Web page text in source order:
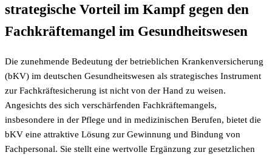
strategische Vorteil im Kampf gegen den
Fachkräftemangel im Gesundheitswesen
Die zunehmende Bedeutung der betrieblichen Krankenversicherung
(bKV) im deutschen Gesundheitswesen als strategisches Instrument
zur Fachkräftesicherung ist nicht von der Hand zu weisen.
Angesichts des sich verschärfenden Fachkräftemangels,
insbesondere in der Pflege und in medizinischen Berufen, bietet die
bKV eine attraktive Lösung zur Gewinnung und Bindung von
Fachpersonal. Sie stellt eine wertvolle Ergänzung zur gesetzlichen